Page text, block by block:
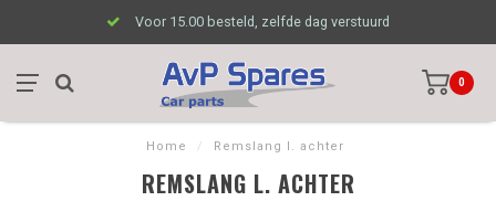
Voor 15.00 besteld, zelfde dag verstuurd
0
Home / Remslang l. achter
REMSLANG L. ACHTER